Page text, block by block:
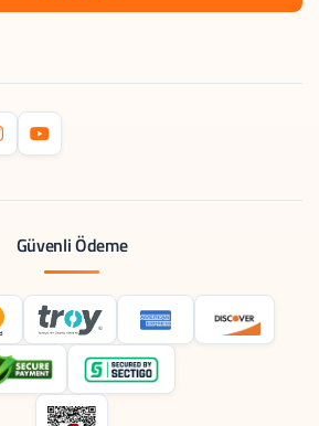
Güvenli Ödeme